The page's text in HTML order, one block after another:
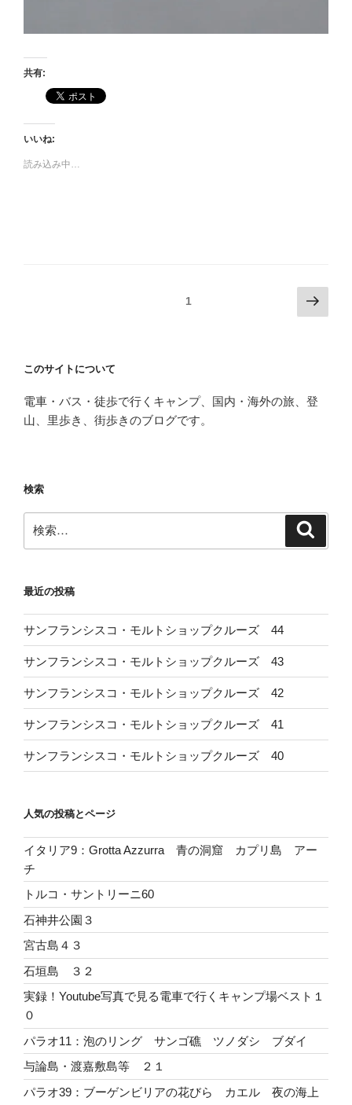
共有:
いいね:
読み込み中…
ペ
ジ
送
1
次
の
このサイトについて
電車・バス・徒歩で行くキャンプ、国内・海外の旅、登
山、里歩き、街歩きのブログです。
検索
索:
最近の投稿
サンフランシスコ・モルトショップクルーズ 44
サンフランシスコ・モルトショップクルーズ 43
サンフランシスコ・モルトショップクルーズ 42
サンフランシスコ・モルトショップクルーズ 41
サンフランシスコ・モルトショップクルーズ 40
人気の投稿とページ
イタリア9：Grotta Azzurra 青の洞窟 カプリ島 アー
チ
トルコ・サントリーニ60
石神井公園３
宮古島４３
石垣島 ３２
実録！Youtube写真で見る電車で行くキャンプ場ベスト１
０
パラオ11：泡のリング サンゴ礁 ツノダシ ブダイ
与論島・渡嘉敷島等 ２１
パラオ39：ブーゲンビリアの花びら カエル 夜の海上